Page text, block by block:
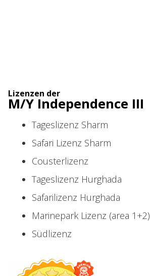
Lizenzen der
M/Y Independence III
Tageslizenz Sharm
Safari Lizenz Sharm
Cousterlizenz
Tageslizenz Hurghada
Safarilizenz Hurghada
Marinepark Lizenz (area 1+2)
Südlizenz